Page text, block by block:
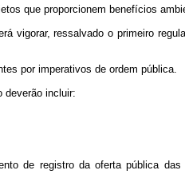
que proporcionem benefícios
vigorar, ressalvado o primeiro
por imperativos de ordem pública.
deverão incluir:
de registro da oferta pública